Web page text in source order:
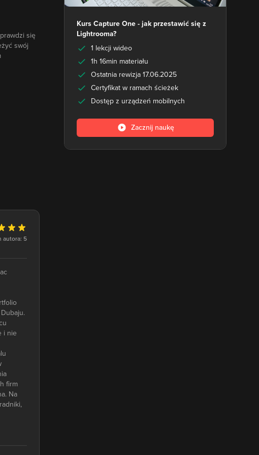
się
swój
autora: 5
i nie
firm
Na
Kurs Capture One - jak przestawić się z
Lightrooma?
1 lekcji wideo
1h 16min materiału
Ostatnia rewizja 17.06.2025
Certyfikat w ramach ścieżek
Dostęp z urządzeń mobilnych
Zacznij naukę